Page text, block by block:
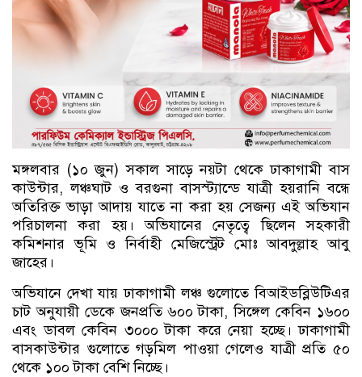
মঙ্গলবার (১০ জুন) সকাল সাড়ে নয়টা থেকে ঢাকাগামী বাস
কাউন্টার, লঞ্চঘাট ও বরগুনা বাসস্ট্যান্ডে যাত্রী হয়রানি বন্ধে
অতিরিক্ত ভাড়া আদায় যাতে না করা হয় সেজন্য এই অভিযান
পরিচালনা করা হয়। অভিযানের নেতৃত্বে ছিলেন সহকারী
কমিশনার ভূমি ও নির্বাহী মেজিস্ট্রেট মোঃ আবদুল্লাহ আবু
জাহের।
অভিযানে দেখা যায় ঢাকাগামী লঞ্চ গুলোতে বিআইডব্লিউটিএর
চাট অনুযায়ী ডেকে জনপ্রতি ৬০০ টাকা, সিঙ্গেল কেবিন ১৬০০
এবং ডাবল কেবিন ৩০০০ টাকা করে নেয়া হচ্ছে। ঢাকাগামী
বাসকাউন্টার গুলোতে গড়মিল পাওয়া গেলেও যাত্রী প্রতি ৫০
থেকে ১০০ টাকা বেশি নিচ্ছে।